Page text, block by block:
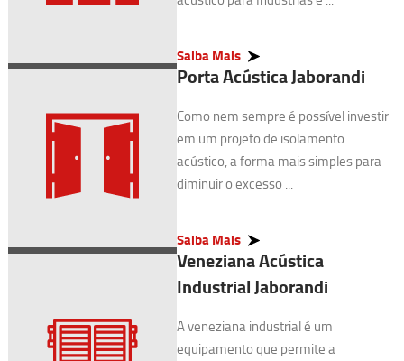
Saiba Mais
Porta Acústica Jaborandi
Como nem sempre é possível investir
em um projeto de isolamento
acústico, a forma mais simples para
diminuir o excesso ...
Saiba Mais
Veneziana Acústica
Industrial Jaborandi
A veneziana industrial é um
equipamento que permite a